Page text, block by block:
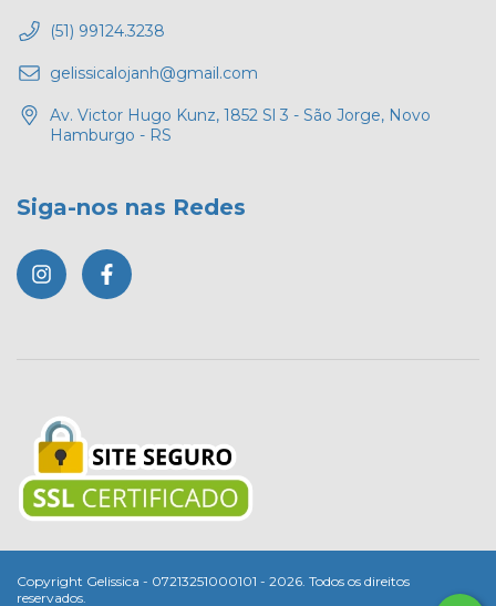
(51) 99124.3238
gelissicalojanh@gmail.com
Av. Victor Hugo Kunz, 1852 Sl 3 - São Jorge, Novo
Hamburgo - RS
Siga-nos nas Redes
Copyright Gelissica - 07213251000101 - 2026. Todos os direitos
reservados.